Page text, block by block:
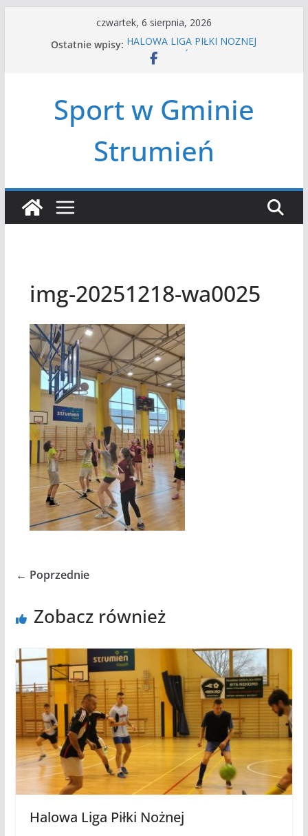
czwartek, 6 sierpnia, 2026
Ostatnie wpisy: HALOWA LIGA PIŁKI NOŻNEJ
LATO W MIEŚCIE’2026
Czwórbój lekkoatletyczny
Sport w Gminie
Strumień
img-20251218-wa0025
← Poprzednie
Zobacz również
Halowa Liga Piłki Nożnej